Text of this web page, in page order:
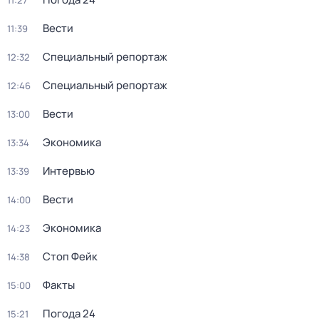
11:39 Вести
12:32 Специальный репортаж
12:46 Специальный репортаж
13:00 Вести
13:34 Экономика
13:39 Интервью
14:00 Вести
14:23 Экономика
14:38 Стоп Фейк
15:00 Факты
15:21 Погода 24